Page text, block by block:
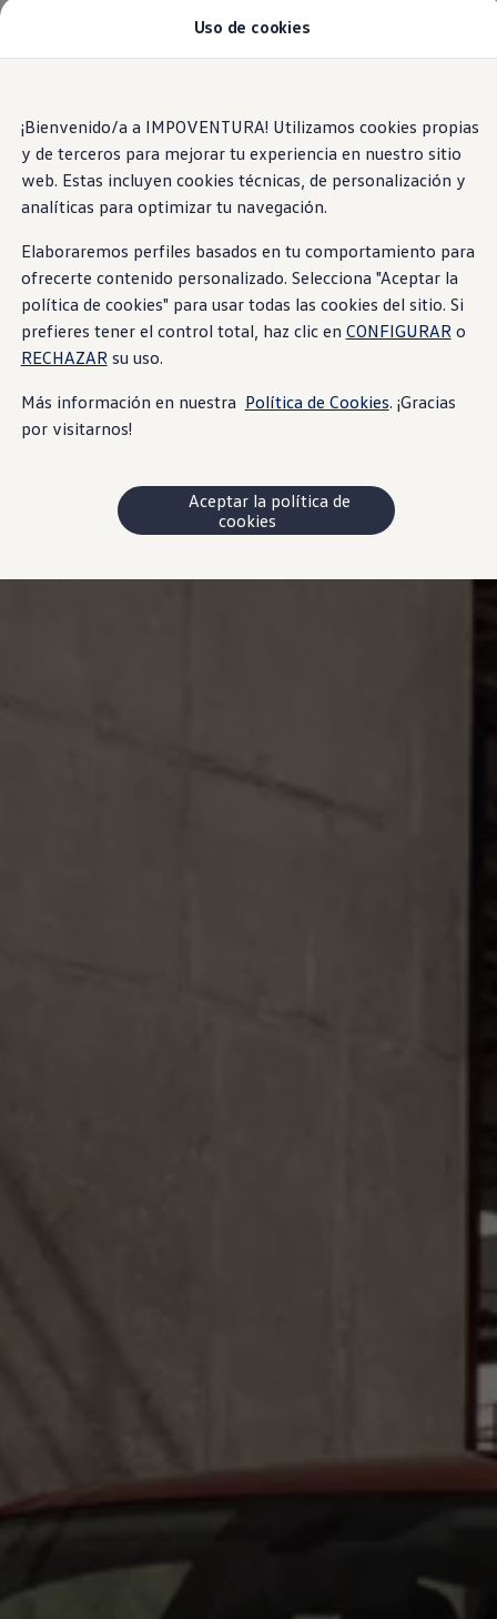
contenido
principal
a pie
de
Modelos y Concesionarios
Contáctenos
Marca y Experiencia
Volkswagen Ecuador
Noticias de Volkswagen Ecuador | Newsroom
Máxima seguridad Latin NCAP en Ecuador |
Manuales de Usuario
Servicios
Piezas originales
Asistencia Vial
Campaña de Recall Airbags Takata
Cliente Fantasma
Mantenimientos Volkswagen
Volkswagen 4Business
Uso de cookies
¡Bienvenido/a a IMPOVENTURA! Utilizamos cookies propias
y de terceros para mejorar tu experiencia en nuestro sitio
web. Estas incluyen cookies técnicas, de personalización y
analíticas para optimizar tu navegación.
Elaboraremos perfiles basados en tu comportamiento para
ofrecerte contenido personalizado. Selecciona "Aceptar la
política de cookies" para usar todas las cookies del sitio. Si
prefieres tener el control total, haz clic en CONFIGURARo
RECHAZARsu uso.
Más información en nuestra Política de Cookies. ¡Gracias
por visitarnos!
Aceptar la política de
cookies